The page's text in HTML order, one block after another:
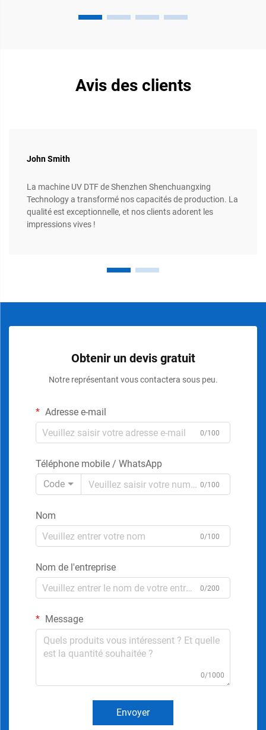
Avis des clients
John Smith
La machine UV DTF de Shenzhen Shenchuangxing
Technology a transformé nos capacités de production. La
qualité est exceptionnelle, et nos clients adorent les
impressions vives !
Obtenir un devis gratuit
Notre représentant vous contactera sous peu.
Adresse e-mail
0/100
Téléphone mobile / WhatsApp
Code
0/100
Nom
0/100
Nom de l'entreprise
0/200
Message
0/1000
Envoyer